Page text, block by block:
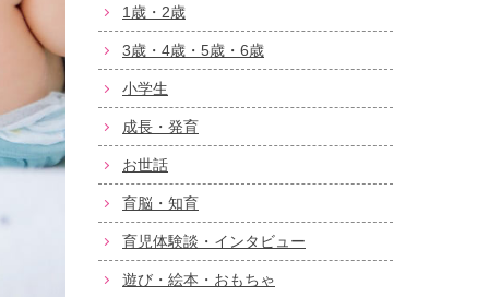
1歳・2歳
3歳・4歳・5歳・6歳
小学生
成長・発育
お世話
育脳・知育
育児体験談・インタビュー
遊び・絵本・おもちゃ